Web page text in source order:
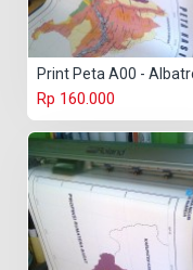
Rp 160.000